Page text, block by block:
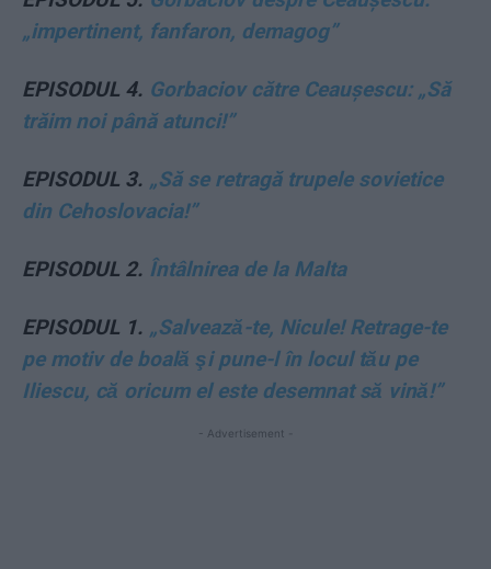
„impertinent, fanfaron, demagog”
EPISODUL 4. Gorbaciov către Ceaușescu: „Să
trăim noi până atunci!”
EPISODUL 3. „Să se retragă trupele sovietice
din Cehoslovacia!”
EPISODUL 2. Întâlnirea de la Malta
EPISODUL 1. „Salvează-te, Nicule! Retrage-te
pe motiv de boală şi pune-l în locul tău pe
Iliescu, că oricum el este desemnat să vină!”
- Advertisement -